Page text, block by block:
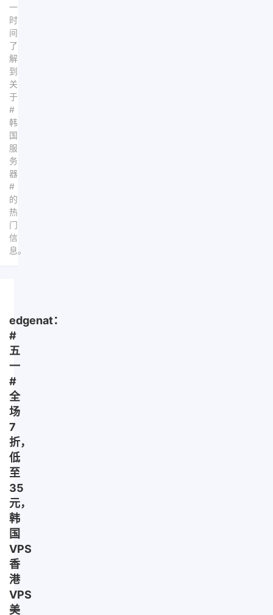
一
时
间
了
解
到
关
于
#
韩
国
服
务
器
#
的
热
门
信
息。
edgenat：
#
五
一
#
全
场
7
折，
低
至
35
元，
韩
国
VPS
香
港
VPS
美